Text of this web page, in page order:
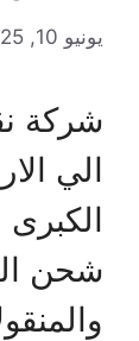
10, 2025